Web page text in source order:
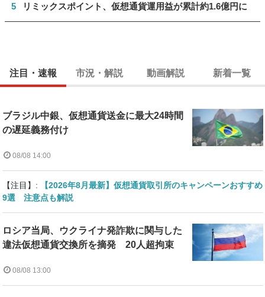
5 リミックスポイント、仮想通貨運用益が累計約1.6億円に
注目・速報 市況・解説 動画解説 新着一覧
ブラジル中銀、仮想通貨送金に最大24時間
の遅延義務付け
08/08 14:00
【注目】:
【2026年8月最新】仮想通貨取引所のキャンペーンおすすめ
9選 注意点も解説
ロシア当局、ウクライナ発詐欺に関与した
違法仮想通貨交換所を摘発 20人超拘束
08/08 13:00